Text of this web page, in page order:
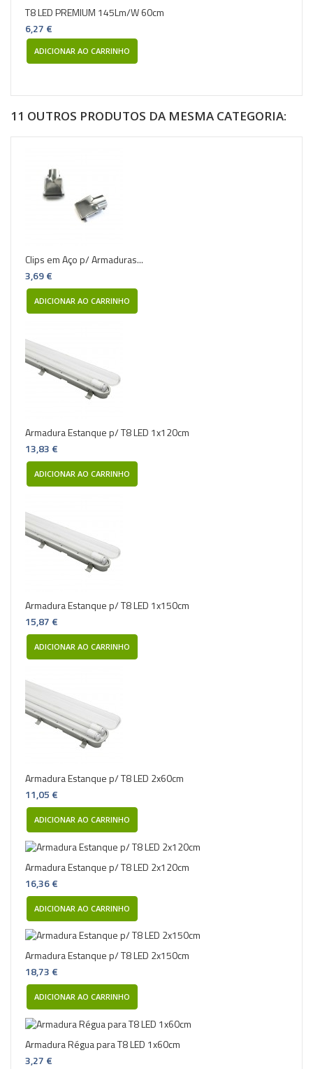
T8 LED PREMIUM 145Lm/W 60cm
6,27 €
ADICIONAR AO CARRINHO
11 OUTROS PRODUTOS DA MESMA CATEGORIA:
Clips em Aço p/ Armaduras...
3,69 €
ADICIONAR AO CARRINHO
Armadura Estanque p/ T8 LED 1x120cm
13,83 €
ADICIONAR AO CARRINHO
Armadura Estanque p/ T8 LED 1x150cm
15,87 €
ADICIONAR AO CARRINHO
Armadura Estanque p/ T8 LED 2x60cm
11,05 €
ADICIONAR AO CARRINHO
Armadura Estanque p/ T8 LED 2x120cm
16,36 €
ADICIONAR AO CARRINHO
Armadura Estanque p/ T8 LED 2x150cm
18,73 €
ADICIONAR AO CARRINHO
Armadura Régua para T8 LED 1x60cm
3,27 €